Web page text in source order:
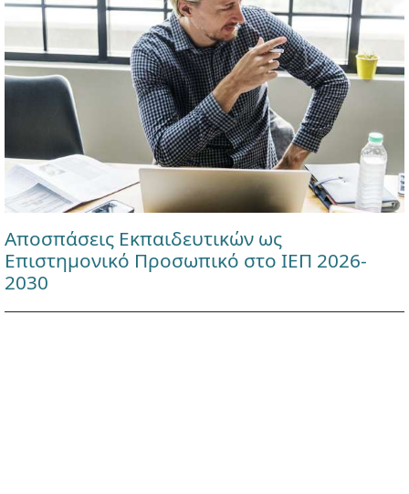
Αποσπάσεις Εκπαιδευτικών ως
Επιστημονικό Προσωπικό στο ΙΕΠ 2026-
2030